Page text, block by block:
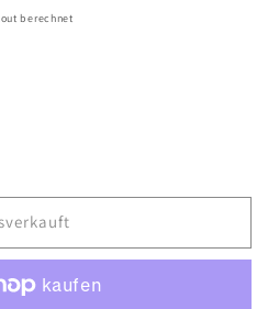
berechnet